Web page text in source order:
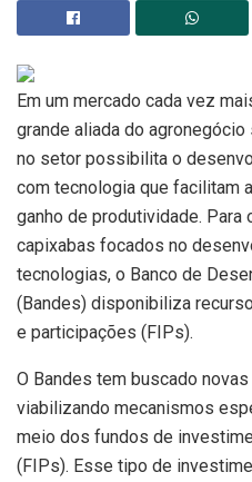
Em um mercado cada vez
grande aliada do
no setor possibilita o
com tecnologia que facilitam
ganho de produtividade. Para
capixabas focados no
tecnologias, o Banco de
(Bandes) disponibiliza
e participações (FIPs).
O Bandes tem buscado
viabilizando mecanismos
meio dos fundos de
(FIPs). Esse tipo de